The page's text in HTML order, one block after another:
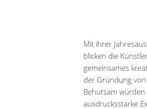
Mit ihrer
blicken die
gemeinsames
der Gründung von
Behutsam
ausdrucksstarke